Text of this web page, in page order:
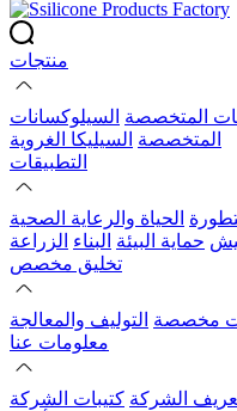
منتجات
المتخصصة السيلوكسانات
المتخصصة السيليكا الغروية
التطبيقات
الحياة والرعاية الصحية
حماية البيئة البناء الزراعة
تخليق مخصص
مخصصة التوليف والمعالجة
معلومات عنا
الشركة كتيبات الشركة